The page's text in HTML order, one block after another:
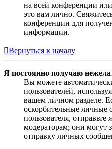
на всей конференции
это вам лично.
конференции для
информации.
Вернуться к началу
Я постоянно получаю
Вы можете
пользователей,
вашем личном разделе.
оскорбительные личные
пользователя,
модераторам; они могут
отправку личных